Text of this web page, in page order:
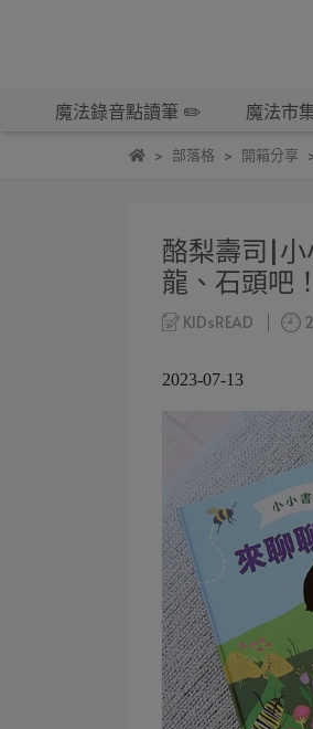
魔法錄音點讀筆 ✏️ 魔法市
部落格 開箱分享
酪梨壽司|小
龍、石頭吧！
KIDsREAD
2023-07-13